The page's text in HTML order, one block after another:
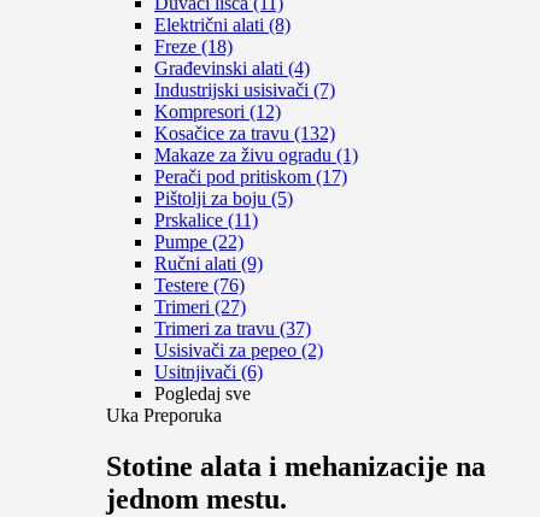
Električni alati (8)
Freze (18)
Građevinski alati (4)
Industrijski usisivači (7)
Kompresori (12)
Kosačice za travu (132)
Makaze za živu ogradu (1)
Perači pod pritiskom (17)
Pištolji za boju (5)
Prskalice (11)
Pumpe (22)
Ručni alati (9)
Testere (76)
Trimeri (27)
Trimeri za travu (37)
Usisivači za pepeo (2)
Usitnjivači (6)
Pogledaj sve
Uka Preporuka
Stotine alata i mehanizacije na
jednom mestu.